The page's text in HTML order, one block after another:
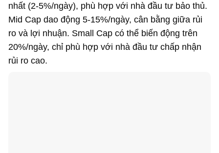
nhất (2-5%/ngày), phù hợp với nhà đầu tư bảo thủ.
Mid Cap dao động 5-15%/ngày, cân bằng giữa rủi
ro và lợi nhuận. Small Cap có thể biến động trên
20%/ngày, chỉ phù hợp với nhà đầu tư chấp nhận
rủi ro cao.